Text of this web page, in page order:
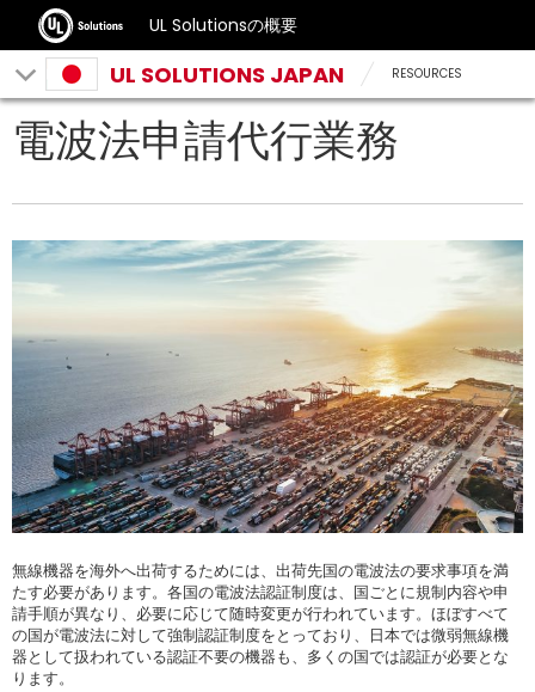
UL Solutionsの概要
UL SOLUTIONS JAPAN RESOURCES
電波法申請代行業務
無線機器を海外へ出荷するためには、出荷先国の電波法の要求事項を満
たす必要があります。各国の電波法認証制度は、国ごとに規制内容や申
請手順が異なり、必要に応じて随時変更が行われています。ほぼすべて
の国が電波法に対して強制認証制度をとっており、日本では微弱無線機
器として扱われている認証不要の機器も、多くの国では認証が必要とな
ります。